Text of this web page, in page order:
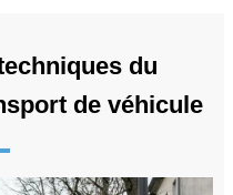
du
de véhicule